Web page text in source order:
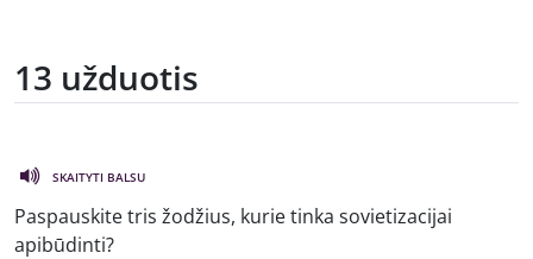
13 užduotis
SKAITYTI BALSU
Paspauskite tris žodžius, kurie tinka sovietizacijai
apibūdinti?